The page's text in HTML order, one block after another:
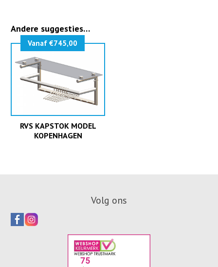
Andere suggesties…
RVS KAPSTOK MODEL
KOPENHAGEN
Vanaf €745,00
Volg ons